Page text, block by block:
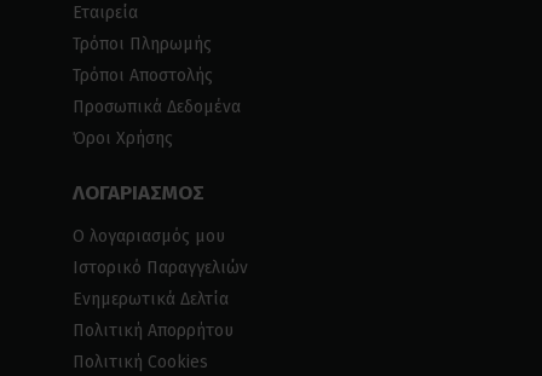
Εταιρεία
Τρόποι Πληρωμής
Τρόποι Αποστολής
Προσωπικά Δεδομένα
Όροι Χρήσης
ΛΟΓΑΡΙΑΣΜΟΣ
Ο λογαριασμός μου
Ιστορικό Παραγγελιών
Ενημερωτικά Δελτία
Πολιτική Απορρήτου
Πολιτική Cookies